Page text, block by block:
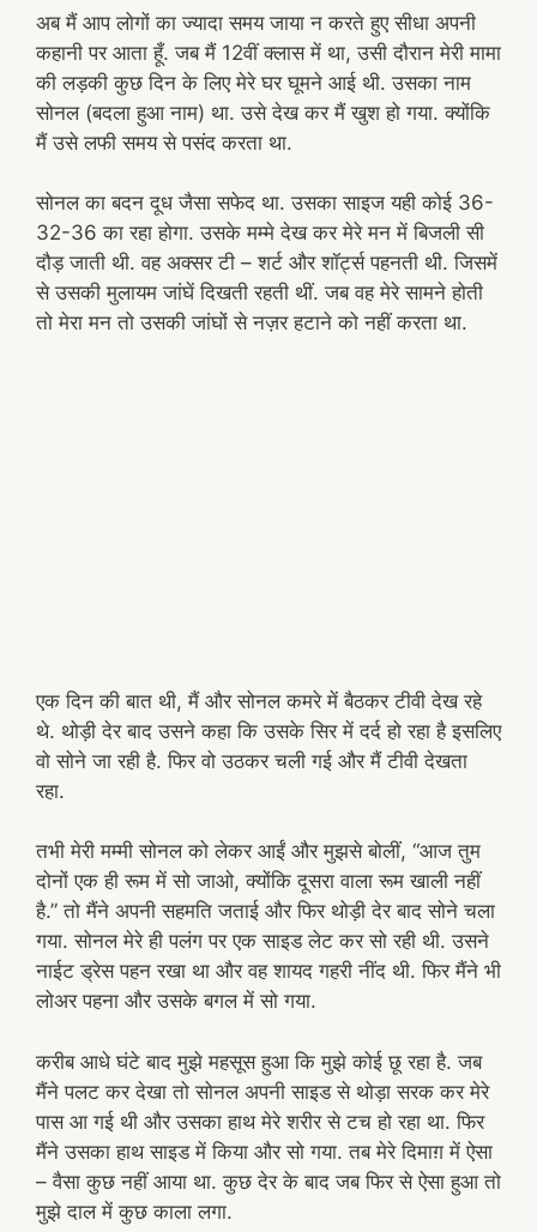
अब मैं आप लोगों का ज्यादा समय जाया न करते हुए सीधा अपनी
कहानी पर आता हूँ. जब मैं 12वीं क्लास में था, उसी दौरान मेरी मामा
की लड़की कुछ दिन के लिए मेरे घर घूमने आई थी. उसका नाम
सोनल (बदला हुआ नाम) था. उसे देख कर मैं खुश हो गया. क्योंकि
मैं उसे लफी समय से पसंद करता था.
सोनल का बदन दूध जैसा सफेद था. उसका साइज यही कोई 36-
32-36 का रहा होगा. उसके मम्मे देख कर मेरे मन में बिजली सी
दौड़ जाती थी. वह अक्सर टी – शर्ट और शॉर्ट्स पहनती थी. जिसमें
से उसकी मुलायम जांघें दिखती रहती थीं. जब वह मेरे सामने होती
तो मेरा मन तो उसकी जांघों से नज़र हटाने को नहीं करता था.
एक दिन की बात थी, मैं और सोनल कमरे में बैठकर टीवी देख रहे
थे. थोड़ी देर बाद उसने कहा कि उसके सिर में दर्द हो रहा है इसलिए
वो सोने जा रही है. फिर वो उठकर चली गई और मैं टीवी देखता
रहा.
तभी मेरी मम्मी सोनल को लेकर आईं और मुझसे बोलीं, “आज तुम
दोनों एक ही रूम में सो जाओ, क्योंकि दूसरा वाला रूम खाली नहीं
है.” तो मैंने अपनी सहमति जताई और फिर थोड़ी देर बाद सोने चला
गया. सोनल मेरे ही पलंग पर एक साइड लेट कर सो रही थी. उसने
नाईट ड्रेस पहन रखा था और वह शायद गहरी नींद थी. फिर मैंने भी
लोअर पहना और उसके बगल में सो गया.
करीब आधे घंटे बाद मुझे महसूस हुआ कि मुझे कोई छू रहा है. जब
मैंने पलट कर देखा तो सोनल अपनी साइड से थोड़ा सरक कर मेरे
पास आ गई थी और उसका हाथ मेरे शरीर से टच हो रहा था. फिर
मैंने उसका हाथ साइड में किया और सो गया. तब मेरे दिमाग़ में ऐसा
– वैसा कुछ नहीं आया था. कुछ देर के बाद जब फिर से ऐसा हुआ तो
मुझे दाल में कुछ काला लगा.